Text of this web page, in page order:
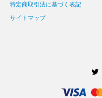
特定商取引法に基づく表記
サイトマップ